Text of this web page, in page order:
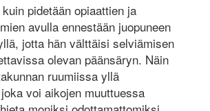
pidetään opiaattien ja
avulla ennestään juopuneen
jotta hän välttäisi selviämisen
olevan päänsäryn. Näin
ruumiissa yllä
voi aikojen muuttuessa